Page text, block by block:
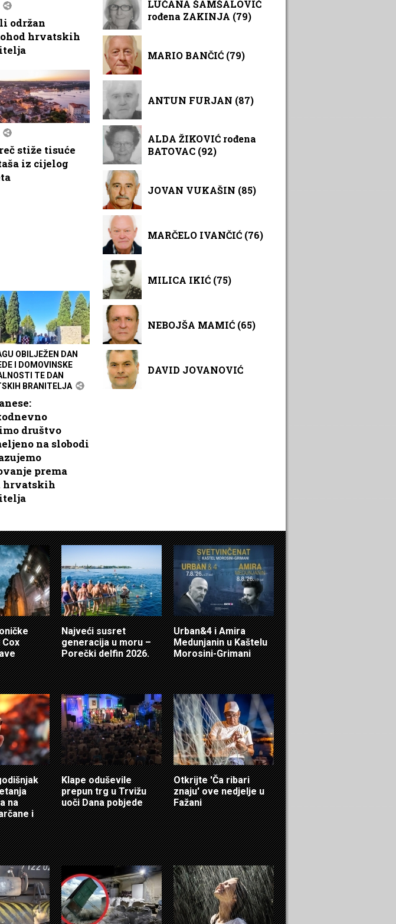
održan
hrvatskih
stiže tisuće
iz cijelog
OBILJEŽEN DAN
I DOMOVINSKE
TE DAN
BRANITELJA
društvo
na slobodi
prema
LUČANA ŠAMŠALOVIĆ
rođena ZAKINJA (79)
MARIO BANČIĆ (79)
ANTUN FURJAN (87)
ALDA ŽIKOVIĆ rođena
BATOVAC (92)
JOVAN VUKAŠIN (85)
MARČELO IVANČIĆ (76)
MILICA IKIĆ (75)
NEBOJŠA MAMIĆ (65)
DAVID JOVANOVIĆ
Najveći susret
generacija u moru –
Porečki delfin 2026.
Urban&4 i Amira
Medunjanin u Kaštelu
Morosini-Grimani
na
i
Klape oduševile
prepun trg u Trvižu
uoči Dana pobjede
Otkrijte 'Ča ribari
znaju' ove nedjelje u
Fažani